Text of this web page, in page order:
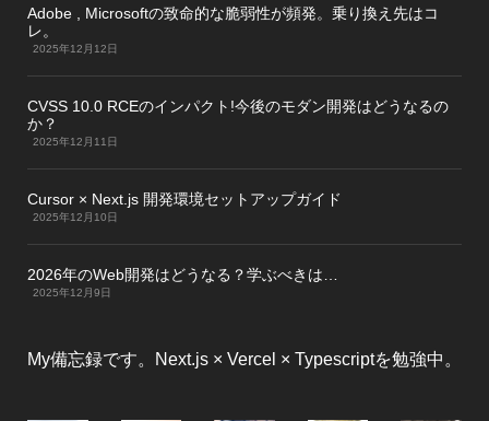
Adobe , Microsoftの致命的な脆弱性が頻発。乗り換え先はコ
レ。
2025年12月12日
CVSS 10.0 RCEのインパクト!今後のモダン開発はどうなるの
か？
2025年12月11日
Cursor × Next.js 開発環境セットアップガイド
2025年12月10日
2026年のWeb開発はどうなる？学ぶべきは…
2025年12月9日
My備忘録です。Next.js × Vercel × Typescriptを勉強中。